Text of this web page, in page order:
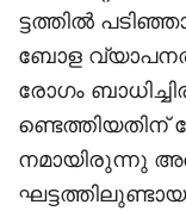
ട്ടത്തിൽ
ബോള
രോഗം
ണ്ടെത്തിയതിന്
നമായിരുന്നു